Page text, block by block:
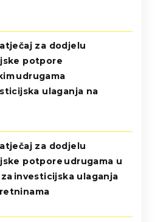
za dodjelu
potpore
udrugama
ulaganja na
za dodjelu
potpore udrugama u
investicijska ulaganja